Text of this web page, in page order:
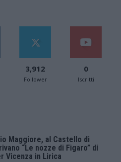
3,912
Follower
0
Iscritti
Maggiore, al Castello di
“Le nozze di Figaro” di
Vicenza in Lirica